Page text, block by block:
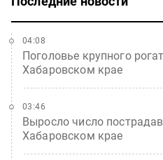
Поголовье крупного
Хабаровском крае
04:08
Выросло число
Хабаровском крае
03:46